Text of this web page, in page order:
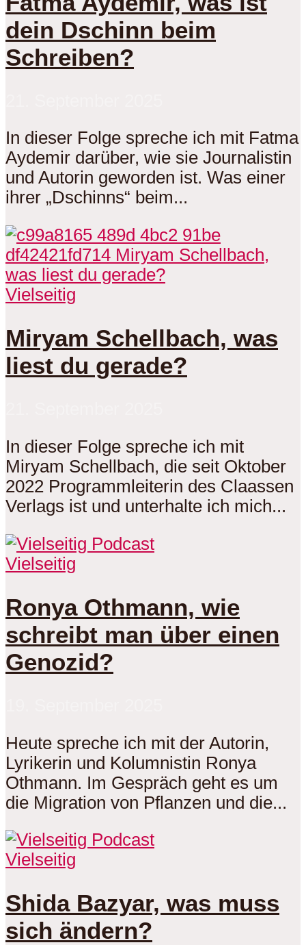
dein Dschinn beim
Schreiben?
In dieser Folge spreche ich mit Fatma
Aydemir darüber, wie sie Journalistin
und Autorin geworden ist. Was einer
ihrer „Dschinns“ beim...
Vielseitig
Miryam Schellbach, was
liest du gerade?
In dieser Folge spreche ich mit
Miryam Schellbach, die seit Oktober
2022 Programmleiterin des Claassen
Verlags ist und unterhalte ich mich...
Vielseitig
Ronya Othmann, wie
schreibt man über einen
Genozid?
Heute spreche ich mit der Autorin,
Lyrikerin und Kolumnistin Ronya
Othmann. Im Gespräch geht es um
die Migration von Pflanzen und die...
Vielseitig
Shida Bazyar, was muss
sich ändern?